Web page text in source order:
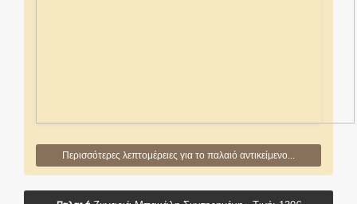
Περισσότερες λεπτομέρειες για το παλαιό αντικείμενο...